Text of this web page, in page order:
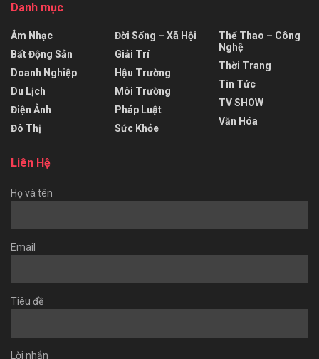
Danh mục
Âm Nhạc
Bất Động Sản
Doanh Nghiệp
Du Lịch
Điện Ảnh
Đô Thị
Đời Sống – Xã Hội
Giải Trí
Hậu Trường
Môi Trường
Pháp Luật
Sức Khỏe
Thể Thao – Công
Nghệ
Thời Trang
Tin Tức
TV SHOW
Văn Hóa
Liên Hệ
Họ và tên
Email
Tiêu đề
Lời nhắn